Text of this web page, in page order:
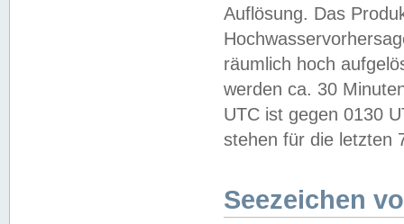
Auflösung. Das
räumlich hoch
werden ca. 30
UTC ist gegen 0130
stehen für die letzten
Seezeichen